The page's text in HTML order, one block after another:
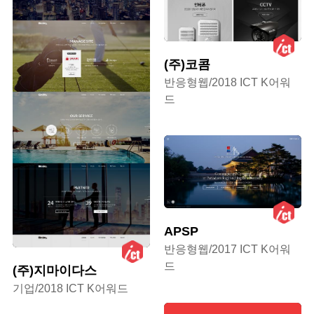
(주)코콤
반응형웹/2018 ICT K어워
드
(주)지마이다스
기업/2018 ICT K어워드
APSP
반응형웹/2017 ICT K어워
드